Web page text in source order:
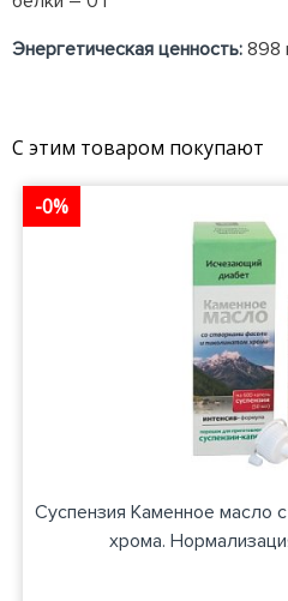
Энергетическая ценность: 898
С этим товаром покупают
-0%
Суспензия Каменное масло
хрома.